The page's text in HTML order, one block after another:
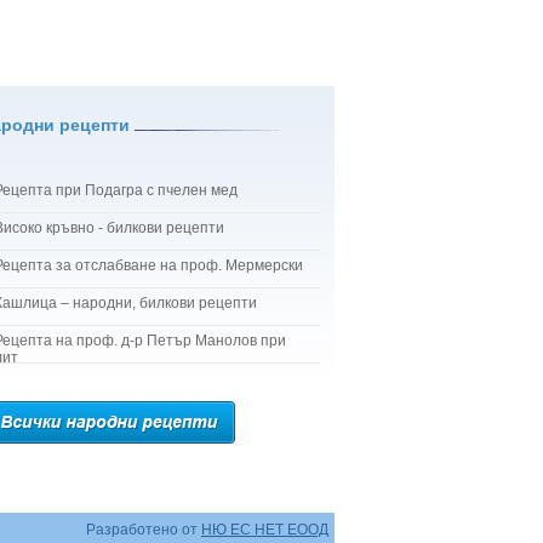
рецепти
при Подагра с пчелен мед
кръвно - билкови рецепти
за отслабване на проф. Мермерски
– народни, билкови рецепти
на проф. д-р Петър Манолов при
Разработено от НЮ ЕС НЕТ ЕООД